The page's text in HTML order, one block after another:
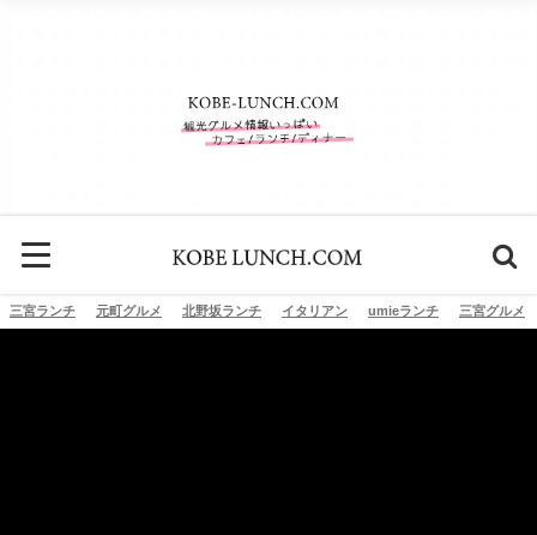
三宮ランチ 元町グルメ 北野坂ランチ イタリアン umieランチ 三宮グルメ